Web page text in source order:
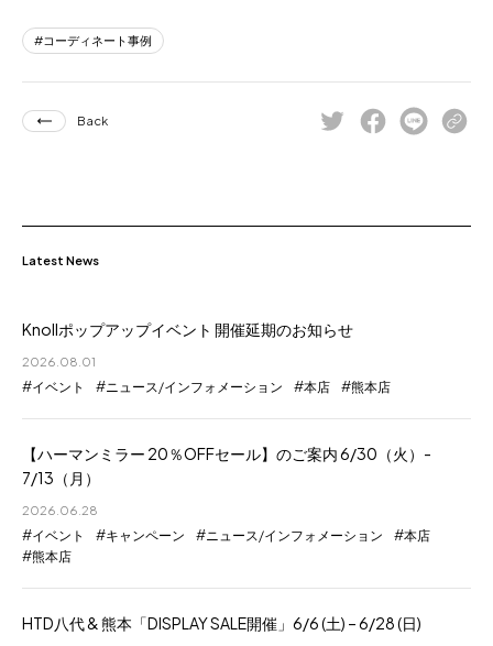
コーディネート事例
Back
Latest News
Knollポップアップイベント 開催延期のお知らせ
2026.08.01
イベント ニュース/インフォメーション 本店 熊本店
【ハーマンミラー 20％OFFセール】のご案内 6/30（火）-
7/13（月）
2026.06.28
イベント キャンペーン ニュース/インフォメーション
本店
熊本店
HTD八代 & 熊本「DISPLAY SALE開催」6/6 (土) – 6/28 (日)